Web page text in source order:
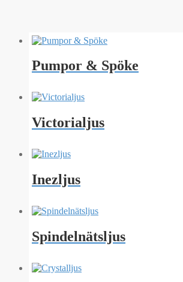
Pumpor & Spöke
Victorialjus
Inezljus
Spindelnätsljus